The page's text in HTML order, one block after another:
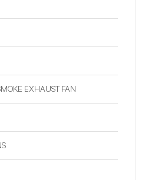
EXHAUST FAN